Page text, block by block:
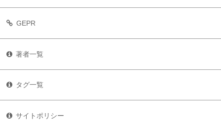
GEPR
著者一覧
タグ一覧
サイトポリシー